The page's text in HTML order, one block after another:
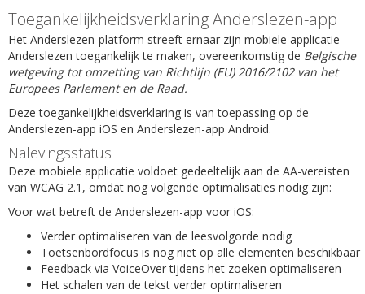
Toegankelijkheidsverklaring Anderslezen-app
Het Anderslezen-platform streeft ernaar zijn mobiele applicatie
Anderslezen toegankelijk te maken, overeenkomstig de Belgische
wetgeving tot omzetting van Richtlijn (EU) 2016/2102 van het
Europees Parlement en de Raad.
Deze toegankelijkheidsverklaring is van toepassing op de
Anderslezen-app iOS en Anderslezen-app Android.
Nalevingsstatus
Deze mobiele applicatie voldoet gedeeltelijk aan de AA-vereisten
van WCAG 2.1, omdat nog volgende optimalisaties nodig zijn:
Voor wat betreft de Anderslezen-app voor iOS:
Verder optimaliseren van de leesvolgorde nodig
Toetsenbordfocus is nog niet op alle elementen beschikbaar
Feedback via VoiceOver tijdens het zoeken optimaliseren
Het schalen van de tekst verder optimaliseren